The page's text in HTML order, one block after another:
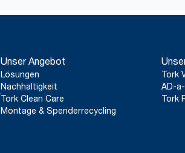
Unser Angebot
Lösungen
Nachhaltigkeit
Tork Clean Care
Montage & Spenderrecycling
Tork
AD-
Tork